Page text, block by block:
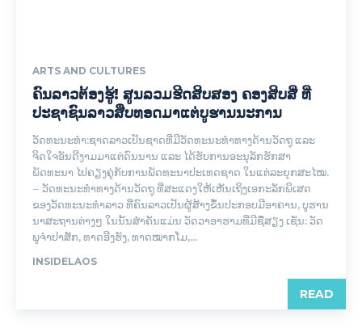
ARTS AND CULTURES
ຄົນລາວຕ້ອງຮູ້! ສູນລວມຮີດສິບສອງ ຄອງສິບສີ່ ທີ່
ປະຊາຊົນລາວສືບທອດມາແຕ່ບູຮານນະການ
ວັດທະນະທໍາ:ຊາດລາວເປັນຊາດທີ່ມີວັດທະນະທໍາທາງດ້ານວັດຖຸ ແລະ
ຈິດໃຈອັນດີງາມມາແຕ່ດົນນານ ແລະ ໄດ້ຮັບການອະນຸລັກຮັກສາ
ພັດທະນາ ໄປຄຽງຄູ່ກັບການພັດທະນາປະເທດຊາດ ໃນແຕ່ລະຍຸກສະໄໝ.
– ວັດທະນະທໍາທາງດ້ານວັດຖຸ ທີ່ສະແດງໃຫ້ເຫັນເຖິງເອກະລັກພິເສດ
ຂອງວັດທະນະທໍາລາວ ທີ່ຄົນລາວເປັນຜູ້ສ້າງຂຶ້ນປະກອບມີອາຄານ, ບູຮານ
ນາສະຖານຕ່າງໆ ໃນນັ້ນສຳຄັນແມ່ນ ວັດວາອາຮາມທີ່ມີຊື່ສຽງ ເຊັ່ນ: ວັດ
ພູຈຳປາສັກ, ທາດອີງຮັງ, ທາດໝາກໂມ,...
INSIDELAOS
READ